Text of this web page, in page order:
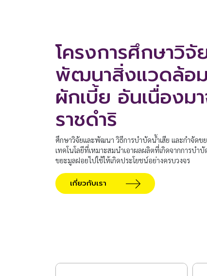
โครงการศึกษาวิจั
พัฒนาสิ่งแวดล้อ
ผักเบี้ย อันเนื่องม
ราชดำริ
ศึกษาวิจัยและพัฒนา วิธีการบำบัดน้ำเสีย และกำจัดข
เทคโนโลยีที่เหมาะสมนำเอาผลผลิตที่เกิดจากการบำบั
ขยะมูลฝอยไปใช้ให้เกิดประโยชน์อย่างครบวงจร
เกี่ยวกับเรา